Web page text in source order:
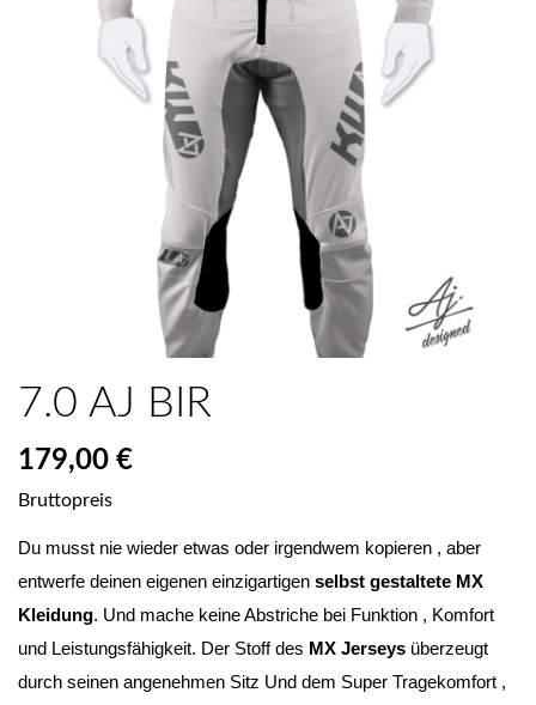
7.0 AJ BIR
179,00 €
Bruttopreis
Du musst nie wieder etwas oder irgendwem kopieren , aber
entwerfe deinen eigenen einzigartigen selbst gestaltete MX
Kleidung. Und mache keine Abstriche bei Funktion , Komfort
und Leistungsfähigkeit. Der Stoff des MX Jerseys überzeugt
durch seinen angenehmen Sitz Und dem Super Tragekomfort ,